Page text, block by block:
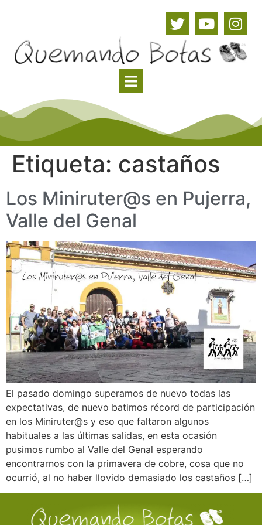
Etiqueta: castaños
Los Miniruter@s en Pujerra,
Valle del Genal
El pasado domingo superamos de nuevo todas las
expectativas, de nuevo batimos récord de participación
en los Miniruter@s y eso que faltaron algunos
habituales a las últimas salidas, en esta ocasión
pusimos rumbo al Valle del Genal esperando
encontrarnos con la primavera de cobre, cosa que no
ocurrió, al no haber llovido demasiado los castaños […]